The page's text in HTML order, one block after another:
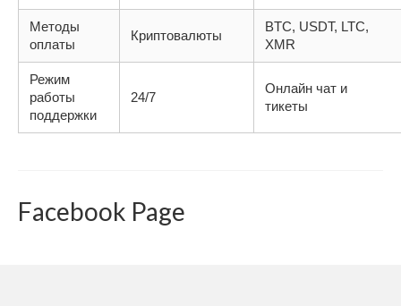
Методы
оплаты
Криптовалюты
BTC, USDT, LTC,
XMR
Режим
работы
поддержки
24/7
Онлайн чат и
тикеты
Facebook Page